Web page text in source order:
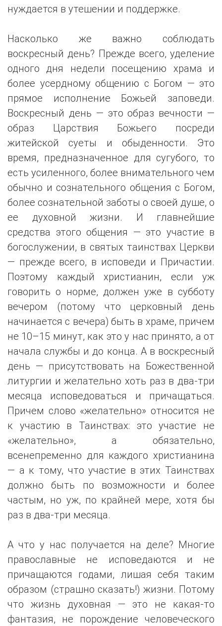
нуждается в утешении и поддержке.
Насколько же важно соблюдать
воскресный день? Прежде всего, уделение
одного дня недели посещению храма и
более усердному общению с Богом — это
прямое исполнение Божьей заповеди.
Воскресный день — это образ вечности —
образ Царствия Божьего посреди
житейской суеты и обыденности. Это
время, предназначенное для сугубого, то
есть усиленного, более внимательного чем
обычно и сознательного общения с Богом,
более сознательной заботы о своей душе, о
ее духовной жизни. И главнейшие
средства этого общения — это участие в
богослужении, в святых таинствах Церкви
— прежде всего, в исповеди и Причастии.
Поэтому каждый христианин, если уж
говорить о норме, должен уже в субботу
вечером (потому что церковный день
начинается с вечера) быть в храме, причем
не 10–15 минут, как это у нас принято, а от
начала службы и до конца. А в воскресный
день — присутствовать на Божественной
литургии и желательно хоть раз в два-три
месяца исповедоваться и причащаться.
Причем слово «желательно» относится не
к участию в Таинствах: это участие не
«желательно», а обязательно,
всенепременно для каждого христианина
— а к тому, что участие в этих Таинствах
должно быть по возможности и более
частым, но уж, по крайней мере, хотя бы
раз в два-три месяца.
А что у нас получается на деле? Многие
православные не исповедаются и не
причащаются годами, лишая себя таким
образом (страшно сказать!) жизни. Потому
что жизнь духовная — это не какая-то
фантазия, не порождение человеческого